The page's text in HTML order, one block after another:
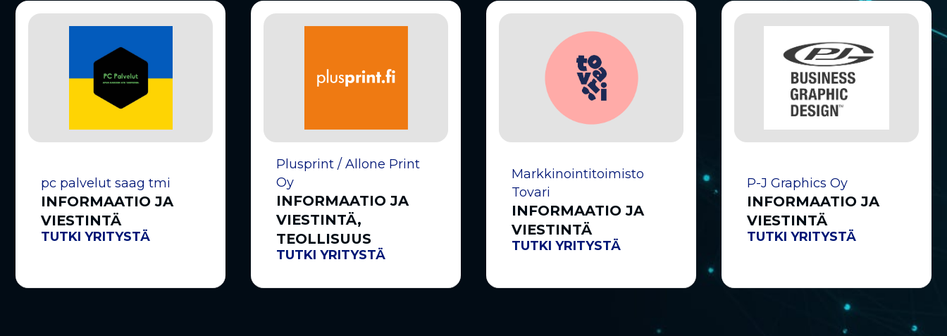
pc palvelut saag tmi
INFORMAATIO JA
VIESTINTÄ
TUTKI YRITYSTÄ
Plusprint / Allone Print
Oy
INFORMAATIO JA
VIESTINTÄ,
TEOLLISUUS
TUTKI YRITYSTÄ
Markkinointitoimisto
Tovari
INFORMAATIO JA
VIESTINTÄ
TUTKI YRITYSTÄ
P-J Graphics Oy
INFORMAATIO JA
VIESTINTÄ
TUTKI YRITYSTÄ